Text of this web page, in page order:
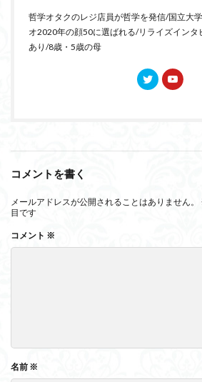
哲学オタクのレジ店員が哲学を発信/国立大
オ2020年の顔50に選ばれる/リライズインタ
あり/8歳・5歳の母
コメントを書く
メールアドレスが公開されることはありません。
目です
コメント ※
名前 ※